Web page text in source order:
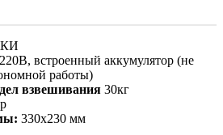
встроенный аккумулятор (не
работы)
взвешивания 30кг
330х230 мм